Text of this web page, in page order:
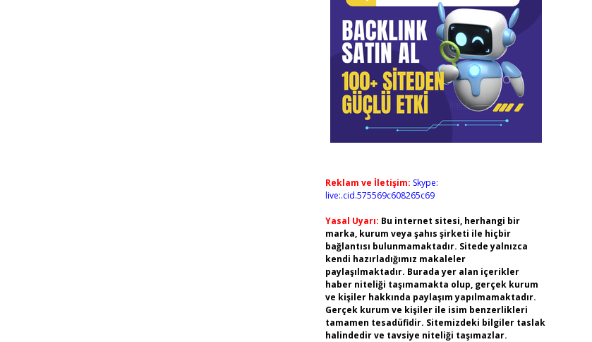
Reklam ve İletişim: Skype:
live:.cid.575569c608265c69
Yasal Uyarı: Bu internet sitesi, herhangi bir
marka, kurum veya şahıs şirketi ile hiçbir
bağlantısı bulunmamaktadır. Sitede yalnızca
kendi hazırladığımız makaleler
paylaşılmaktadır. Burada yer alan içerikler
haber niteliği taşımamakta olup, gerçek kurum
ve kişiler hakkında paylaşım yapılmamaktadır.
Gerçek kurum ve kişiler ile isim benzerlikleri
tamamen tesadüfidir. Sitemizdeki bilgiler taslak
halindedir ve tavsiye niteliği taşımazlar.